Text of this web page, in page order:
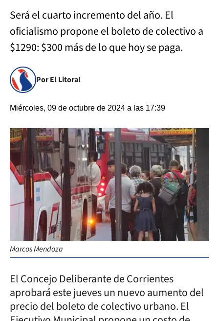
Será el cuarto incremento del año. El
oficialismo propone el boleto de colectivo a
$1290: $300 más de lo que hoy se paga.
Por El Litoral
Miércoles, 09 de octubre de 2024 a las 17:39
Marcos Mendoza
El Concejo Deliberante de Corrientes
aprobará este jueves un nuevo aumento del
precio del boleto de colectivo urbano. El